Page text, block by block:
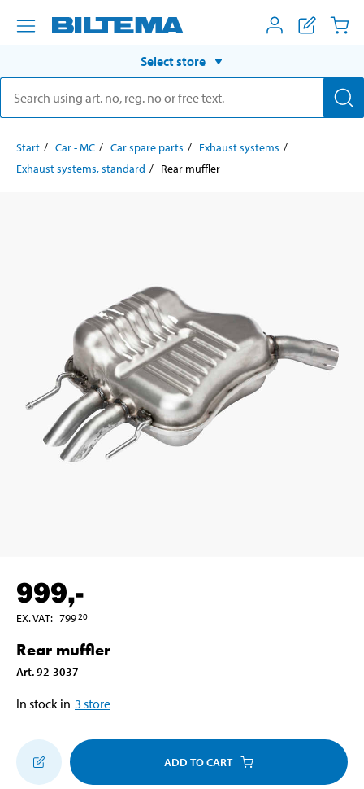
Select store
Start Car - MC Car spare parts
Exhaust systems
Exhaust systems, standard
Rear muffler
999,-
EX. VAT: 79920
Rear muffler
Art.92-3037
In stock in 3 store
ADD TO CART